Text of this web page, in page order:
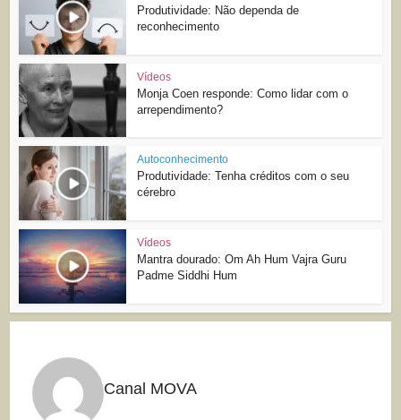
Produtividade: Não dependa de
reconhecimento
Vídeos
Monja Coen responde: Como lidar com o
arrependimento?
Autoconhecimento
Produtividade: Tenha créditos com o seu
cérebro
Vídeos
Mantra dourado: Om Ah Hum Vajra Guru
Padme Siddhi Hum
Canal MOVA